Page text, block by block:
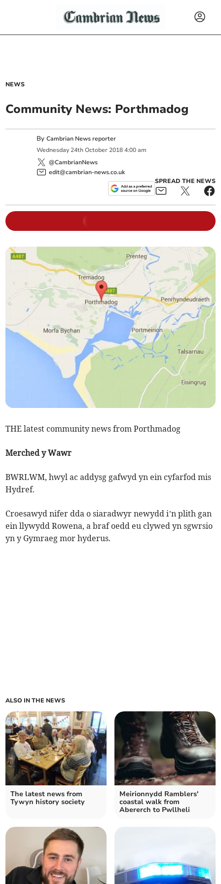
NEWS
Community News: Porthmadog
ByCambrian News reporter
Wednesday 24th October 2018 4:00 am
@CambrianNews
edit@cambrian-news.co.uk
SPREAD THE NEWS
THE latest community news from Porthmadog
Merched y Wawr
BWRLWM, hwyl ac addysg gafwyd yn ein cyfarfod mis
Hydref.
Croesawyd nifer dda o siaradwyr newydd i’n plith gan
ein llywydd Rowena, a braf oedd eu clywed yn sgwrsio
yn y Gymraeg mor hyderus.
ALSO IN THE NEWS
The latest news from
Tywyn history society
Meirionnydd Ramblers'
coastal walk from
Abererch to Pwllheli